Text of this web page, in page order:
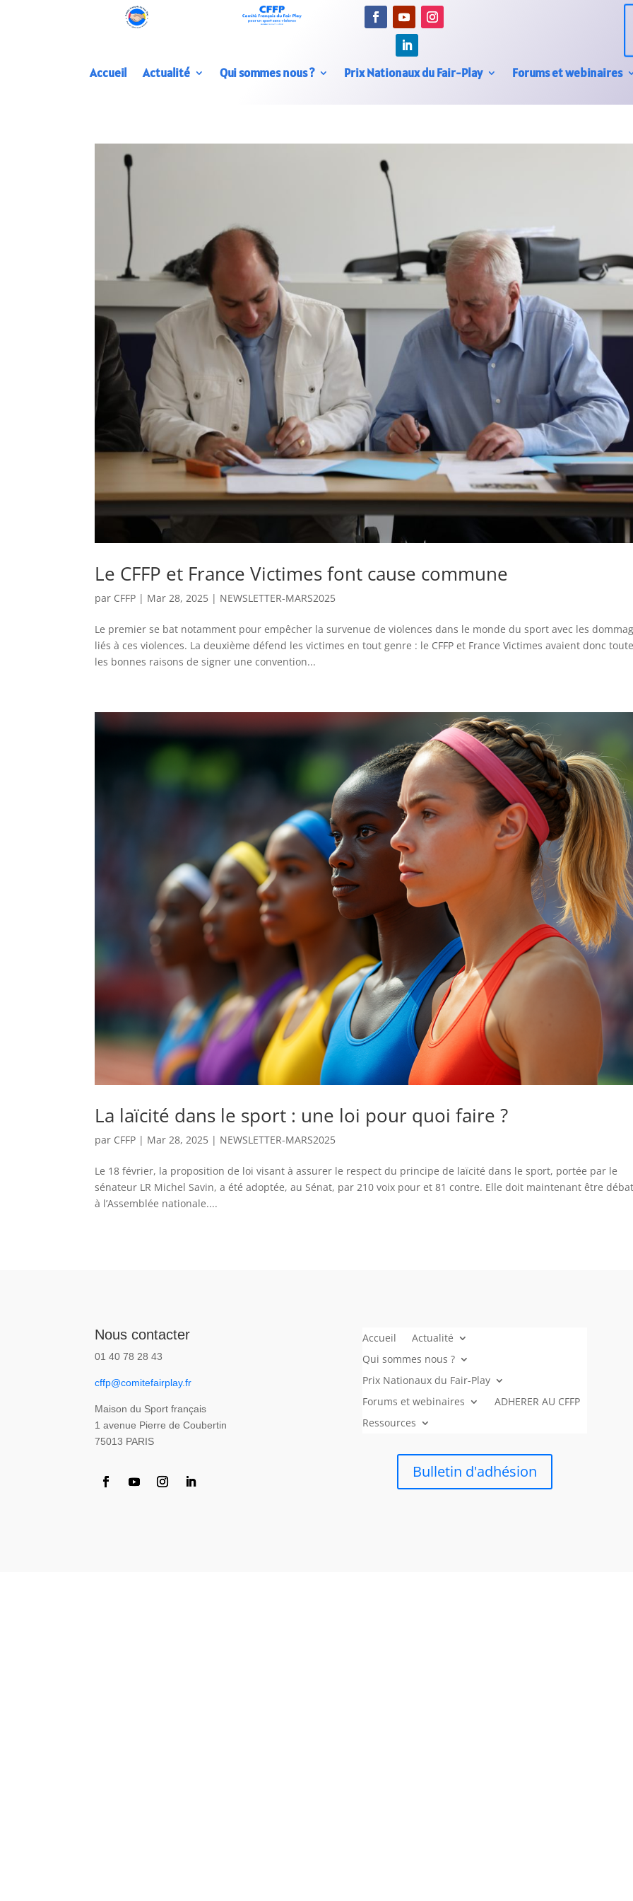
Accueil Actualité Qui sommes nous ? Prix Nationaux du Fair-Play Forums et webinaires
Le CFFP et France Victimes font cause commune
par CFFP | Mar 28, 2025 | NEWSLETTER-MARS2025
Le premier se bat notamment pour empêcher la survenue de violences dans le monde du sport avec les
liés à ces violences. La deuxième défend les victimes en tout genre : le CFFP et France Victimes avaient donc
les bonnes raisons de signer une convention...
La laïcité dans le sport : une loi pour quoi faire ?
par CFFP | Mar 28, 2025 | NEWSLETTER-MARS2025
Le 18 février, la proposition de loi visant à assurer le respect du principe de laïcité dans le sport, portée par le
sénateur LR Michel Savin, a été adoptée, au Sénat, par 210 voix pour et 81 contre. Elle doit maintenant être
à l’Assemblée nationale....
Nous contacter
01 40 78 28 43
cffp@comitefairplay.fr
Maison du Sport français
1 avenue Pierre de Coubertin
75013 PARIS
Accueil
Actualité
Qui sommes nous ?
Prix Nationaux du Fair-Play
Forums et webinaires
ADHERER AU CFFP
Ressources
Bulletin d'adhésion